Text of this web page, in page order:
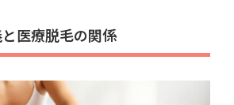
医療脱毛の関係